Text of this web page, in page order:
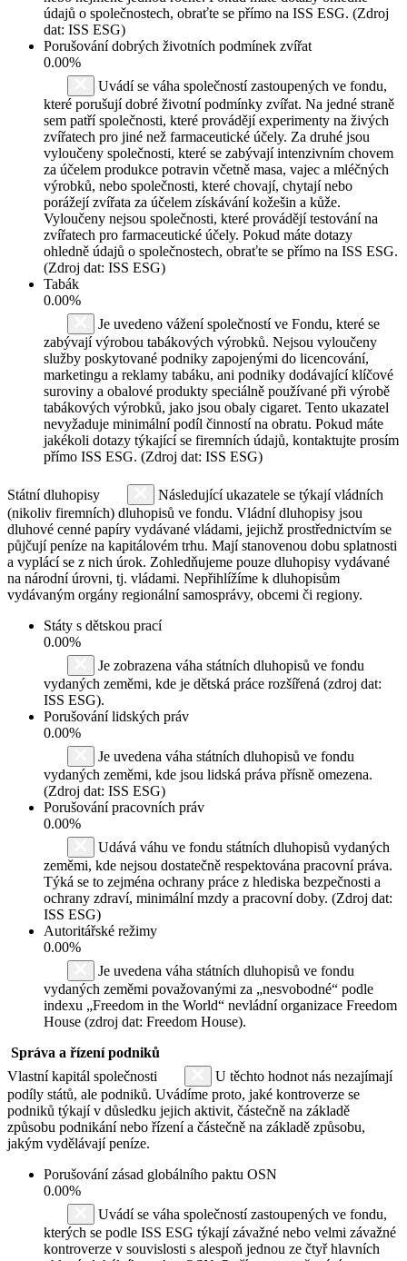
údajů o společnostech, obraťte se přímo na ISS ESG. (Zdroj
dat: ISS ESG)
Porušování dobrých životních podmínek zvířat
0.00%
Uvádí se váha společností zastoupených ve fondu,
které porušují dobré životní podmínky zvířat. Na jedné straně
sem patří společnosti, které provádějí experimenty na živých
zvířatech pro jiné než farmaceutické účely. Za druhé jsou
vyloučeny společnosti, které se zabývají intenzivním chovem
za účelem produkce potravin včetně masa, vajec a mléčných
výrobků, nebo společnosti, které chovají, chytají nebo
porážejí zvířata za účelem získávání kožešin a kůže.
Vyloučeny nejsou společnosti, které provádějí testování na
zvířatech pro farmaceutické účely. Pokud máte dotazy
ohledně údajů o společnostech, obraťte se přímo na ISS ESG.
(Zdroj dat: ISS ESG)
Tabák
0.00%
Je uvedeno vážení společností ve Fondu, které se
zabývají výrobou tabákových výrobků. Nejsou vyloučeny
služby poskytované podniky zapojenými do licencování,
marketingu a reklamy tabáku, ani podniky dodávající klíčové
suroviny a obalové produkty speciálně používané při výrobě
tabákových výrobků, jako jsou obaly cigaret. Tento ukazatel
nevyžaduje minimální podíl činností na obratu. Pokud máte
jakékoli dotazy týkající se firemních údajů, kontaktujte prosím
přímo ISS ESG. (Zdroj dat: ISS ESG)
Státní dluhopisy
Následující ukazatele se týkají vládních
(nikoliv firemních) dluhopisů ve fondu. Vládní dluhopisy jsou
dluhové cenné papíry vydávané vládami, jejichž prostřednictvím se
půjčují peníze na kapitálovém trhu. Mají stanovenou dobu splatnosti
a vyplácí se z nich úrok. Zohledňujeme pouze dluhopisy vydávané
na národní úrovni, tj. vládami. Nepřihlížíme k dluhopisům
vydávaným orgány regionální samosprávy, obcemi či regiony.
Státy s dětskou prací
0.00%
Je zobrazena váha státních dluhopisů ve fondu
vydaných zeměmi, kde je dětská práce rozšířená (zdroj dat:
ISS ESG).
Porušování lidských práv
0.00%
Je uvedena váha státních dluhopisů ve fondu
vydaných zeměmi, kde jsou lidská práva přísně omezena.
(Zdroj dat: ISS ESG)
Porušování pracovních práv
0.00%
Udává váhu ve fondu státních dluhopisů vydaných
zeměmi, kde nejsou dostatečně respektována pracovní práva.
Týká se to zejména ochrany práce z hlediska bezpečnosti a
ochrany zdraví, minimální mzdy a pracovní doby. (Zdroj dat:
ISS ESG)
Autoritářské režimy
0.00%
Je uvedena váha státních dluhopisů ve fondu
vydaných zeměmi považovanými za „nesvobodné“ podle
indexu „Freedom in the World“ nevládní organizace Freedom
House (zdroj dat: Freedom House).
Správa a řízení podniků
Vlastní kapitál společnosti
U těchto hodnot nás nezajímají
podíly států, ale podniků. Uvádíme proto, jaké kontroverze se
podniků týkají v důsledku jejich aktivit, částečně na základě
způsobu podnikání nebo řízení a částečně na základě způsobu,
jakým vydělávají peníze.
Porušování zásad globálního paktu OSN
0.00%
Uvádí se váha společností zastoupených ve fondu,
kterých se podle ISS ESG týkají závažné nebo velmi závažné
kontroverze v souvislosti s alespoň jednou ze čtyř hlavních